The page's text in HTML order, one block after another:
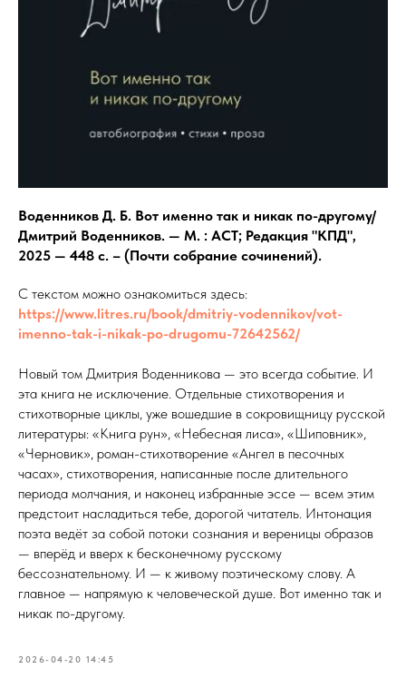
Воденников Д. Б. Вот именно так и никак по-другому/
Дмитрий Воденников. — М. : АСТ; Редакция "КПД",
2025 — 448 с. – (Почти собрание сочинений).
С текстом можно ознакомиться здесь:
https://www.litres.ru/book/dmitriy-vodennikov/vot-
imenno-tak-i-nikak-po-drugomu-72642562/
Новый том Дмитрия Воденникова — это всегда событие. И
эта книга не исключение. Отдельные стихотворения и
стихотворные циклы, уже вошедшие в сокровищницу русской
литературы: «Книга рун», «Небесная лиса», «Шиповник»,
«Черновик», роман-стихотворение «Ангел в песочных
часах», стихотворения, написанные после длительного
периода молчания, и наконец избранные эссе — всем этим
предстоит насладиться тебе, дорогой читатель. Интонация
поэта ведёт за собой потоки сознания и вереницы образов
— вперёд и вверх к бесконечному русскому
бессознательному. И — к живому поэтическому слову. А
главное — напрямую к человеческой душе. Вот именно так и
никак по-другому.
2026-04-20 14:45